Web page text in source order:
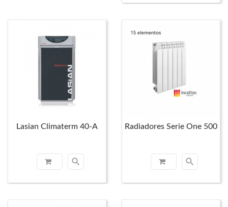
Lasian Climaterm 40-A
search
Radiadores Serie One 500
search